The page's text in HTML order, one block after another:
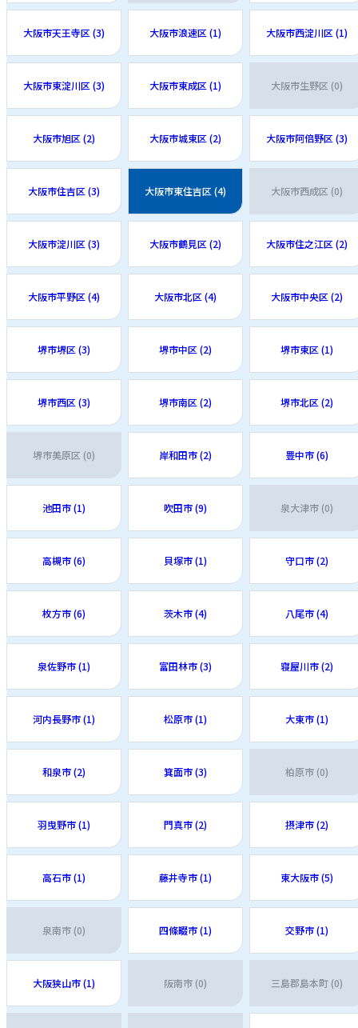
大阪市天王寺区 (3) 大阪市浪速区 (1) 大阪市西淀川区 (1)
大阪市東淀川区 (3) 大阪市東成区 (1) 大阪市生野区 (0)
大阪市旭区 (2) 大阪市城東区 (2) 大阪市阿倍野区 (3)
大阪市住吉区 (3) 大阪市東住吉区 (4) 大阪市西成区 (0)
大阪市淀川区 (3) 大阪市鶴見区 (2) 大阪市住之江区 (2)
大阪市平野区 (4) 大阪市北区 (4) 大阪市中央区 (2)
堺市堺区 (3) 堺市中区 (2) 堺市東区 (1)
堺市西区 (3) 堺市南区 (2) 堺市北区 (2)
堺市美原区 (0) 岸和田市 (2) 豊中市 (6)
池田市 (1) 吹田市 (9) 泉大津市 (0)
高槻市 (6) 貝塚市 (1) 守口市 (2)
枚方市 (6) 茨木市 (4) 八尾市 (4)
泉佐野市 (1) 富田林市 (3) 寝屋川市 (2)
河内長野市 (1) 松原市 (1) 大東市 (1)
和泉市 (2) 箕面市 (3) 柏原市 (0)
羽曳野市 (1) 門真市 (2) 摂津市 (2)
高石市 (1) 藤井寺市 (1) 東大阪市 (5)
泉南市 (0) 四條畷市 (1) 交野市 (1)
大阪狭山市 (1) 阪南市 (0) 三島郡島本町 (0)